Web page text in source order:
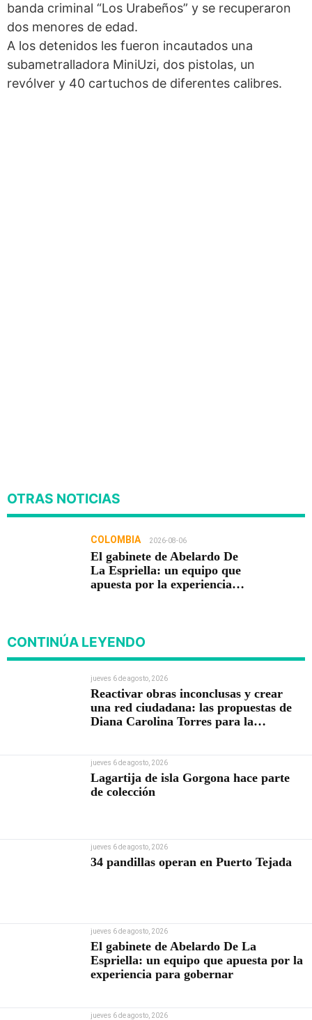
banda criminal “Los Urabeños” y se recuperaron
dos menores de edad.
A los detenidos les fueron incautados una
subametralladora MiniUzi, dos pistolas, un
revólver y 40 cartuchos de diferentes calibres.
OTRAS NOTICIAS
COLOMBIA 2026-08-06
El gabinete de Abelardo De
La Espriella: un equipo que
apuesta por la experiencia
CONTINÚA LEYENDO
jueves 6 de agosto, 2026
Reactivar obras inconclusas y crear
una red ciudadana: las propuestas de
Diana Carolina Torres para la
jueves 6 de agosto, 2026
Lagartija de isla Gorgona hace parte
de colección
jueves 6 de agosto, 2026
34 pandillas operan en Puerto Tejada
jueves 6 de agosto, 2026
El gabinete de Abelardo De La
Espriella: un equipo que apuesta por la
experiencia para gobernar
jueves 6 de agosto, 2026